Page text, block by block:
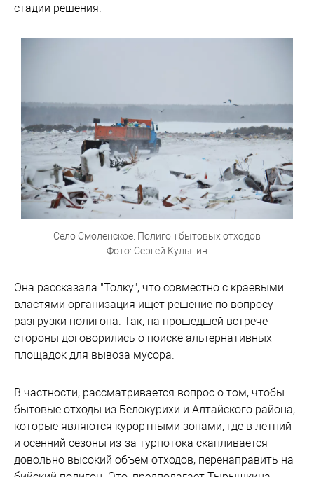
стадии решения.
Село Смоленское. Полигон бытовых отходов
Фото: Сергей Кулыгин
Она рассказала "Толку", что совместно с краевыми
властями организация ищет решение по вопросу
разгрузки полигона. Так, на прошедшей встрече
стороны договорились о поиске альтернативных
площадок для вывоза мусора.
В частности, рассматривается вопрос о том, чтобы
бытовые отходы из Белокурихи и Алтайского района,
которые являются курортными зонами, где в летний
и осенний сезоны из-за турпотока скапливается
довольно высокий объем отходов, перенаправить на